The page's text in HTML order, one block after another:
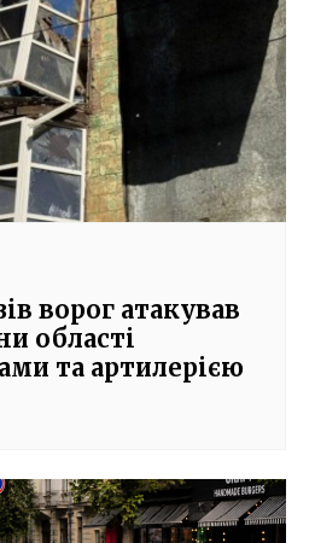
ворог атакував
області
та артилерією